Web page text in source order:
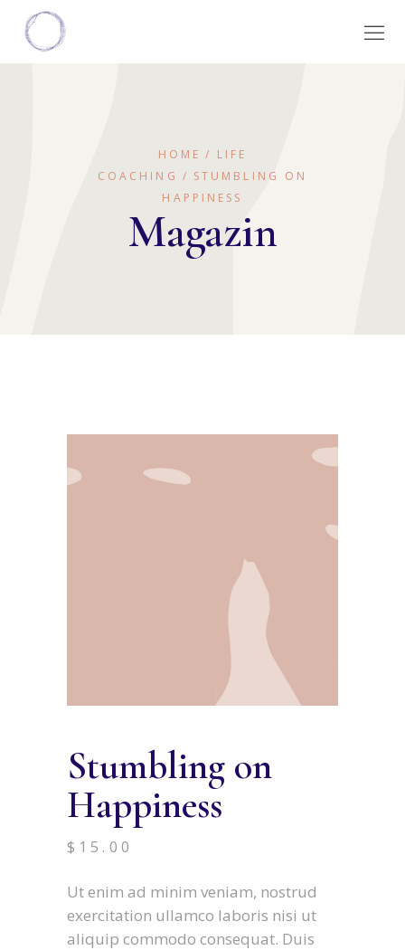
HOME
LIFE
COACHING
STUMBLING ON
HAPPINESS
Magazin
Stumbling on
Happiness
$ 15.00
Ut enim ad minim veniam, nostrud
exercitation ullamco laboris nisi ut
aliquip commodo consequat. Duis